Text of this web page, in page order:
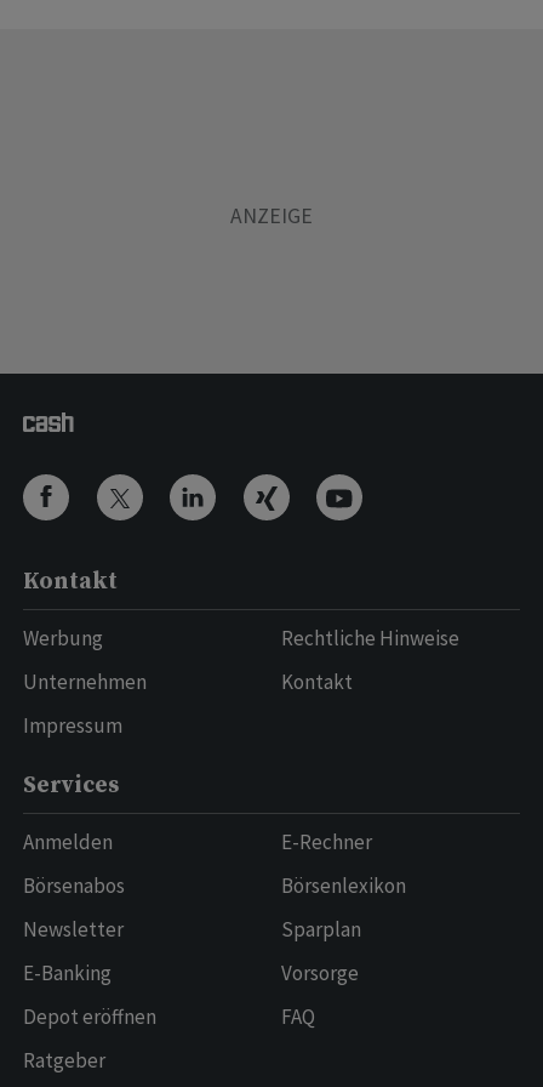
Kontakt
Werbung
Unternehmen
Impressum
Rechtliche Hinweise
Kontakt
Services
Anmelden
Börsenabos
Newsletter
E-Banking
Depot eröffnen
Ratgeber
E-Rechner
Börsenlexikon
Sparplan
Vorsorge
FAQ